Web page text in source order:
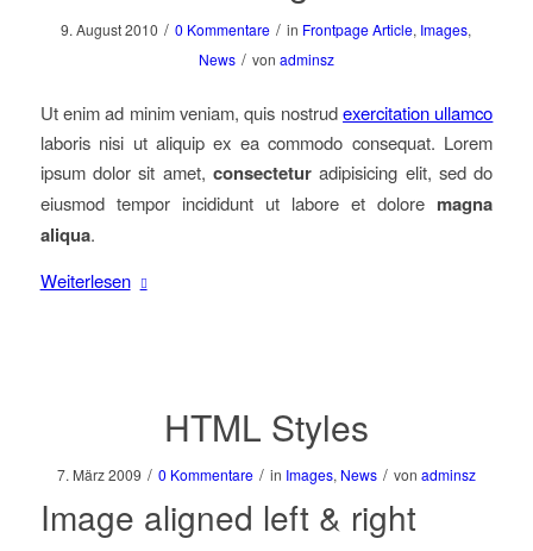
9. August 2010 / 0 Kommentare / in Frontpage Article, Images,
News / von adminsz
Ut enim ad minim veniam, quis nostrudexercitation ullamco
laboris nisi ut aliquip ex ea commodo consequat. Lorem
ipsum dolor sit amet, consectetur adipisicing elit, sed do
eiusmod tempor incididunt ut labore et dolore magna
aliqua.
Weiterlesen
HTML Styles
7. März 2009 / 0 Kommentare / in Images, News / von adminsz
Image aligned left & right